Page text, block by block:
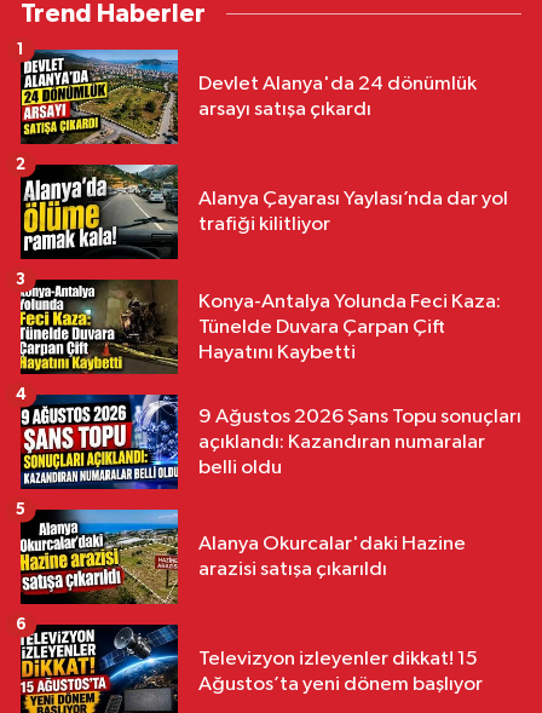
Trend Haberler
Devlet Alanya'da 24 dönümlük
arsayı satışa çıkardı
1
Alanya Çayarası Yaylası’nda dar yol
trafiği kilitliyor
2
Konya-Antalya Yolunda Feci Kaza:
Tünelde Duvara Çarpan Çift
Hayatını Kaybetti
3
9 Ağustos 2026 Şans Topu sonuçları
açıklandı: Kazandıran numaralar
belli oldu
4
Alanya Okurcalar'daki Hazine
arazisi satışa çıkarıldı
5
Televizyon izleyenler dikkat! 15
Ağustos’ta yeni dönem başlıyor
6